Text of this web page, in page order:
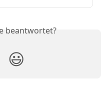
beantwortet?
😃